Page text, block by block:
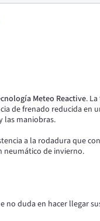
Meteo Reactive.
de frenado reducida en
las maniobras.
a la rodadura que
neumático de invierno.
no duda en hacer